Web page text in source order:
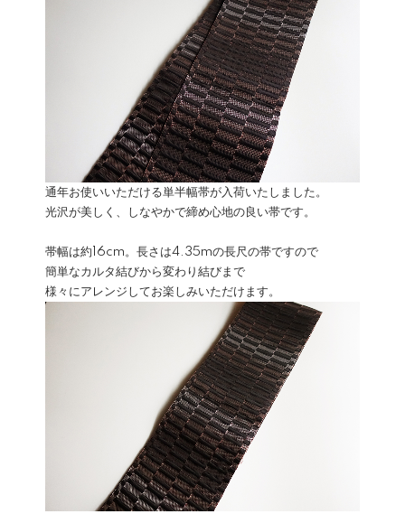
通年お使いいただける単半幅帯が入荷いたしました。
光沢が美しく、しなやかで締め心地の良い帯です。
帯幅は約16cm。長さは4.35mの長尺の帯ですので
簡単なカルタ結びから変わり結びまで
様々にアレンジしてお楽しみいただけます。